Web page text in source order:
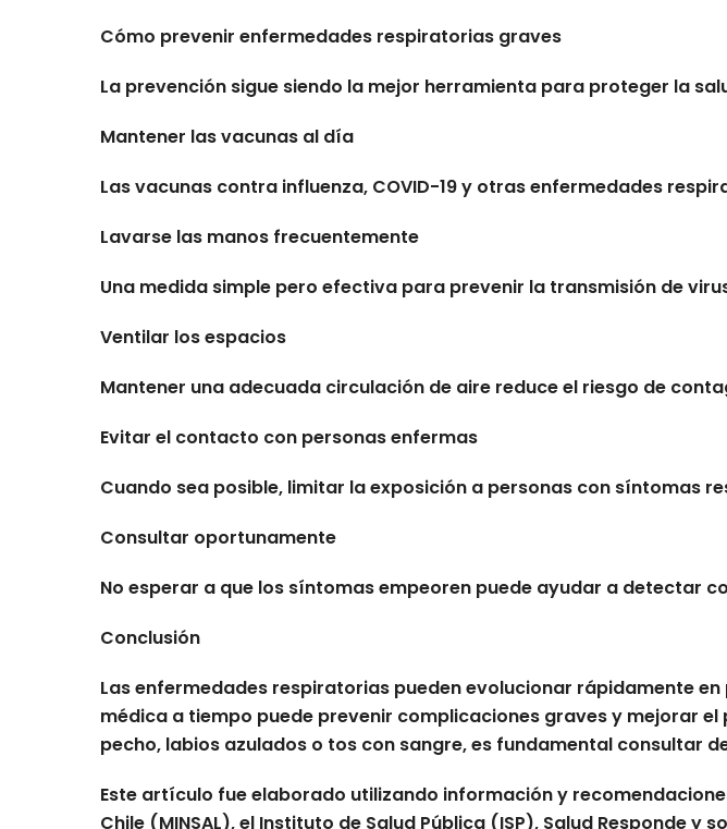
Cómo prevenir enfermedades respiratorias graves
La prevención sigue siendo la mejor herramienta para proteger la
Mantener las vacunas al día
Las vacunas contra influenza, COVID-19 y otras enfermedades
Lavarse las manos frecuentemente
Una medida simple pero efectiva para prevenir la transmisión de
Ventilar los espacios
Mantener una adecuada circulación de aire reduce el riesgo de
Evitar el contacto con personas enfermas
Cuando sea posible, limitar la exposición a personas con síntomas
Consultar oportunamente
No esperar a que los síntomas empeoren puede ayudar a detectar
Conclusión
Las enfermedades respiratorias pueden evolucionar rápidamente
médica a tiempo puede prevenir complicaciones graves y mejorar
pecho, labios azulados o tos con sangre, es fundamental consultar
Este artículo fue elaborado utilizando información y
Chile (MINSAL), el Instituto de Salud Pública (ISP), Salud Responde y